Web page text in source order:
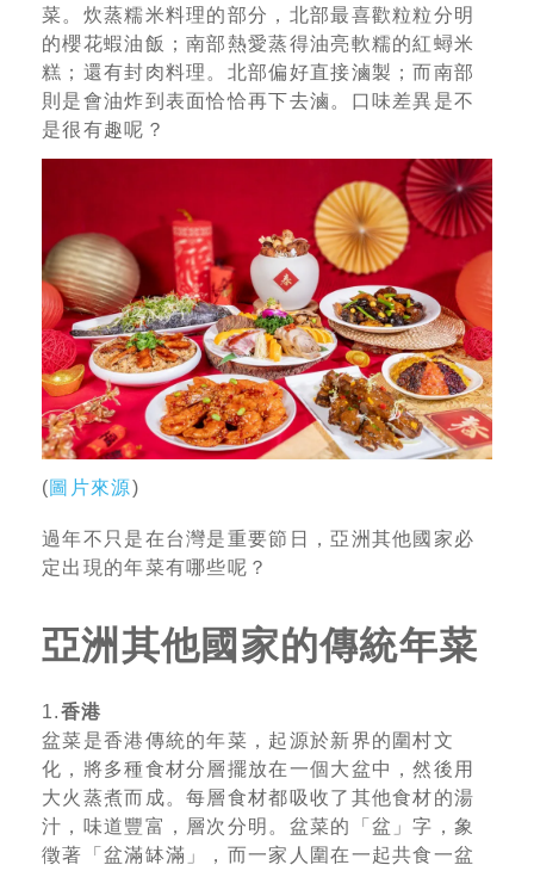
菜。炊蒸糯米料理的部分，北部最喜歡粒粒分明
的櫻花蝦油飯；南部熱愛蒸得油亮軟糯的紅蟳米
糕；還有封肉料理。北部偏好直接滷製；而南部
則是會油炸到表面恰恰再下去滷。口味差異是不
是很有趣呢？
(圖片來源)
過年不只是在台灣是重要節日，亞洲其他國家必
定出現的年菜有哪些呢？
亞洲其他國家的傳統年菜
1.香港
盆菜是香港傳統的年菜，起源於新界的圍村文
化，將多種食材分層擺放在一個大盆中，然後用
大火蒸煮而成。每層食材都吸收了其他食材的湯
汁，味道豐富，層次分明。盆菜的「盆」字，象
徵著「盆滿缽滿」，而一家人圍在一起共食一盆